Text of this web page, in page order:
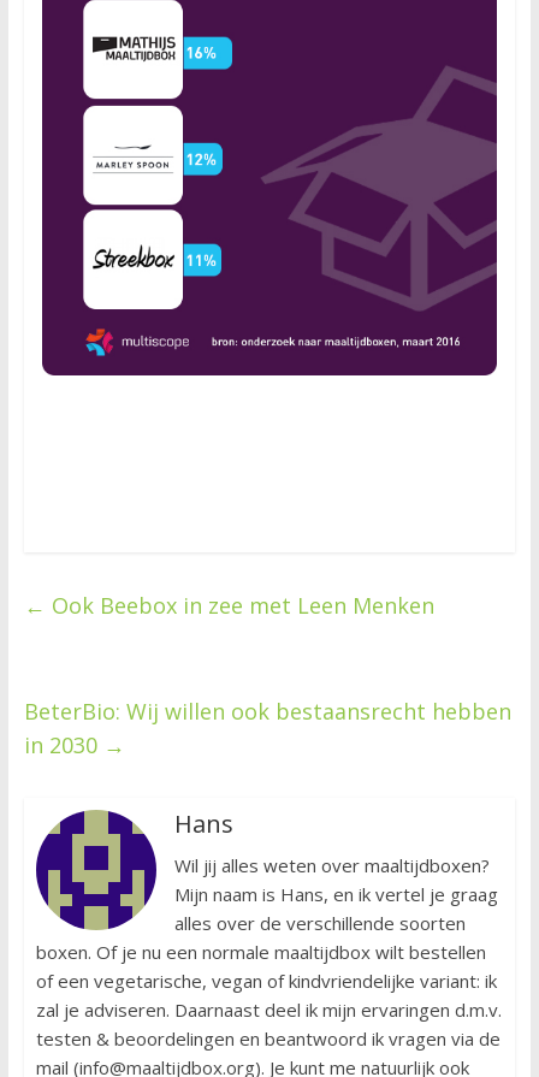
← Ook Beebox in zee met Leen Menken
BeterBio: Wij willen ook bestaansrecht hebben
in 2030 →
Hans
Wil jij alles weten over maaltijdboxen?
Mijn naam is Hans, en ik vertel je graag
alles over de verschillende soorten
boxen. Of je nu een normale maaltijdbox wilt bestellen
of een vegetarische, vegan of kindvriendelijke variant: ik
zal je adviseren. Daarnaast deel ik mijn ervaringen d.m.v.
testen & beoordelingen en beantwoord ik vragen via de
mail (info@maaltijdbox.org). Je kunt me natuurlijk ook